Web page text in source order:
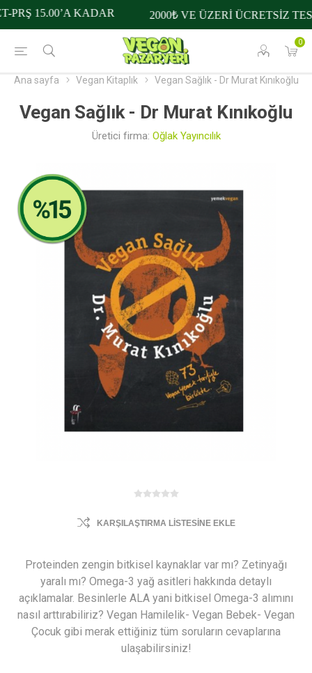
0
15.00’A KADAR 2000₺ VE ÜZERİ ÜCRETSİZ
Ana sayfa Vegan Kitaplık Vegan Sağlık - Dr Murat Kınıkoğlu
Vegan Sağlık - Dr Murat Kınıkoğlu
Üretici firma: Oğlak Yayıncılık
KARŞILAŞTIRMA LISTESINE EKLE
Proteinden zengin bitkisel kaynaklar var mı? Zetinyağı
yaralı mı? Omega-3 yağ asitleri hakkında detaylı
açıklamalar. Besinlerle ALA yani bitkisel Omega-3 alımını
nasıl arttırabiliriz? Vegan Hamilelik- Vegan Bebek- Vegan
Çocuk gibi merak ettiğiniz tüm soruların cevaplarına
ulaşabilirsiniz!